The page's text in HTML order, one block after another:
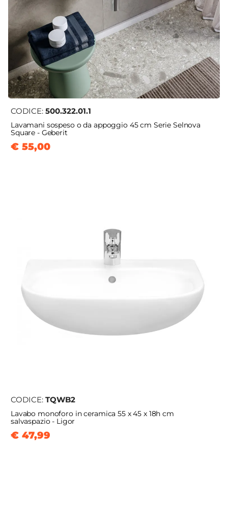
CODICE: 500.322.01.1
Lavamani sospeso o da appoggio 45 cm Serie Selnova
Square - Geberit
€ 55,00
CODICE: TQWB2
Lavabo monoforo in ceramica 55 x 45 x 18h cm
salvaspazio - Ligor
€ 47,99